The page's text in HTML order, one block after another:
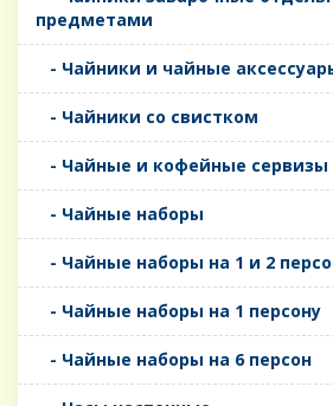
предметами
- Чайники и чайные
- Чайники со свистком
- Чайные и кофейные сервизы
- Чайные наборы
- Чайные наборы на 1 и 2
- Чайные наборы на 1 персону
- Чайные наборы на 6 персон